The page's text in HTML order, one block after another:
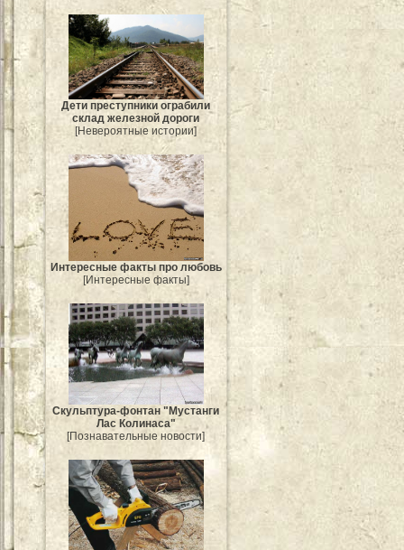
Дети преступники ограбили
склад железной дороги
[Невероятные истории]
Интересные факты про любовь
[Интересные факты]
Скульптура-фонтан "Мустанги
Лас Колинаса"
[Познавательные новости]